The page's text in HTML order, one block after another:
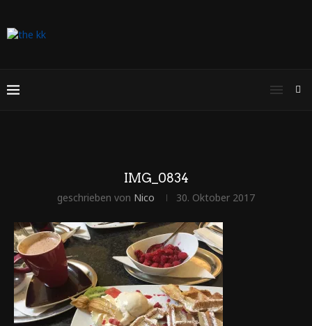
IMG_0834
geschrieben von Nico 30. Oktober 2017